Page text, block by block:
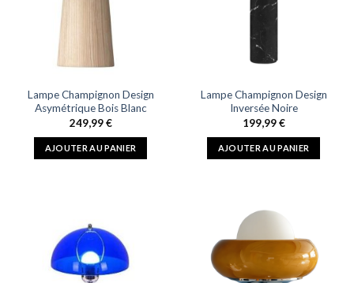
Lampe Champignon Design
Asymétrique Bois Blanc
249,99€
AJOUTER AU PANIER
Lampe Champignon Design
Inversée Noire
199,99€
AJOUTER AU PANIER